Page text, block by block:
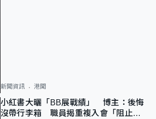
新聞資訊 港聞
小紅書大曬「BB展戰績」 博主：後悔
沒帶行李箱 職員揭重複入會「阻止唔